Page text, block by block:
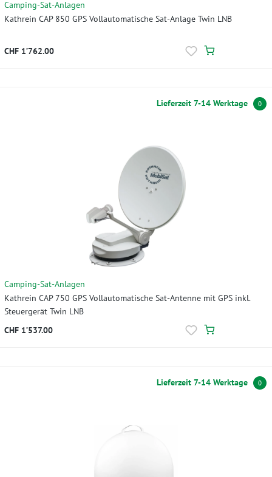
Camping-Sat-Anlagen
Kathrein CAP 850 GPS Vollautomatische Sat-Anlage Twin LNB
CHF 1’762.00
Lieferzeit 7-14 Werktage 0
Camping-Sat-Anlagen
Kathrein CAP 750 GPS Vollautomatische Sat-Antenne mit GPS inkl.
Steuergerät Twin LNB
CHF 1’537.00
Lieferzeit 7-14 Werktage 0